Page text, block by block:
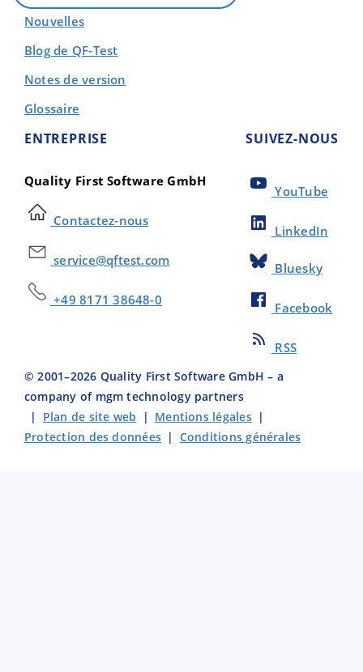
Nouvelles
Blog de QF-Test
Notes de version
Glossaire
ENTREPRISE
Quality First Software GmbH
Contactez-nous
service@qftest.com
+49 8171 38648-0
SUIVEZ-NOUS
YouTube
LinkedIn
Bluesky
Facebook
RSS
© 2001–2026 Quality First Software GmbH – a
company of mgm technology partners
| Plan de site web | Mentions légales|
Protection des données | Conditions générales